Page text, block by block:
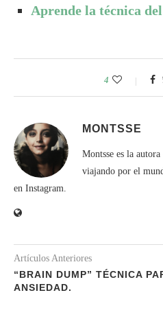
Aprende la técnica
4
MONTSSE
Montsse es la
viajando por el
en Instagram.
Artículos Anteriores
“BRAIN DUMP” TÉCNICA
ANSIEDAD.